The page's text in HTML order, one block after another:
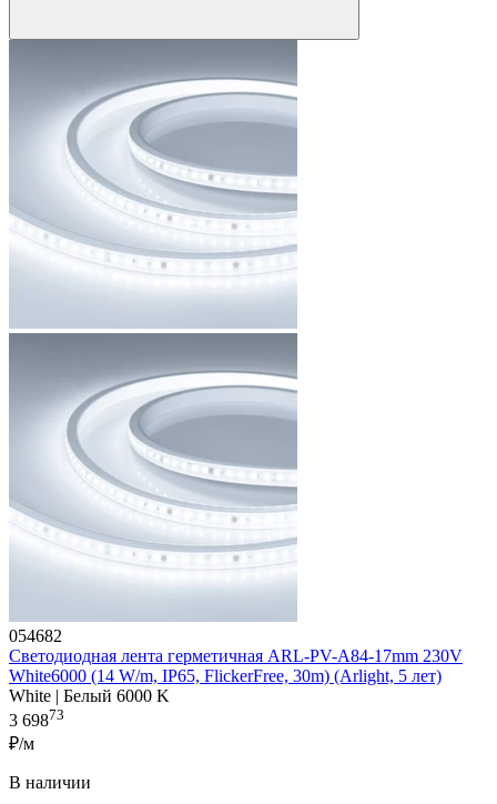
054682
Светодиодная лента герметичная ARL-PV-A84-17mm 230V
White6000 (14 W/m, IP65, FlickerFree, 30m) (Arlight, 5 лет)
White | Белый 6000 K
3 69873
₽/м
В наличии